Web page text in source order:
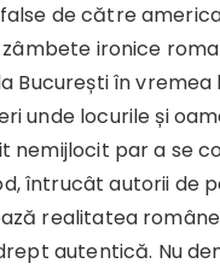
de către
zâmbete ironice
București în vremea
unde locurile și
nemijlocit par a se
întrucât autorii de
realitatea
autentică. Nu